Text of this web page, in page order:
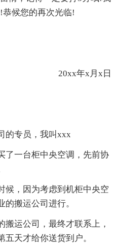
候您的再次光临!
20xx年x月x日
的专员，我叫xxx
了一台柜中央空调，先前协
候，因为考虑到机柜中央空
搬运公司进行。
搬运公司，最终才联系上，
天才给你送货到户。